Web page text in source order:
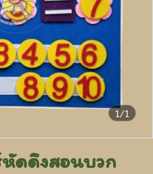
1/1
หัดดึงสอนบวก